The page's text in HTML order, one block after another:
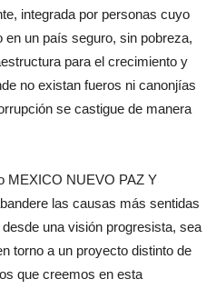
integrada por personas cuyo
un país seguro, sin pobreza,
para el crecimiento y
no existan fueros ni canonjías
se castigue de manera
MEXICO NUEVO PAZ Y
las causas más sentidas
una visión progresista, sea
torno a un proyecto distinto de
que creemos en esta